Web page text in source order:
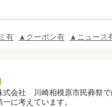
有 ▲クーポン有
▲ニュース
式会社 川崎相模原市民葬祭
に考えています。